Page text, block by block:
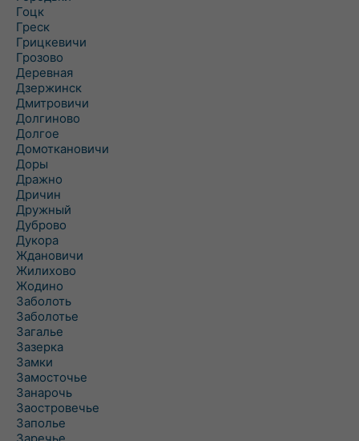
Гоцк
Греск
Грицкевичи
Грозово
Деревная
Дзержинск
Дмитровичи
Долгиново
Долгое
Домоткановичи
Доры
Дражно
Дричин
Дружный
Дуброво
Дукора
Ждановичи
Жилихово
Жодино
Заболоть
Заболотье
Загалье
Зазерка
Замки
Замосточье
Занарочь
Заостровечье
Заполье